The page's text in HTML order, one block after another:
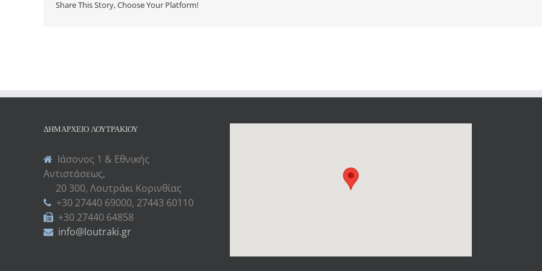
Share This Story, Choose Your Platform!
ΔΗΜΑΡΧΕΊΟ ΛΟΥΤΡΑΚΊΟΥ
Ιάσονος 1 & Εθνικής
Αντιστάσεως,
20 300, Λουτράκι Κορινθίας
+30 27440 69000, 27443 60110
+30 27440 64858
info@loutraki.gr